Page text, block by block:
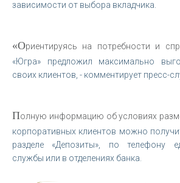
зависимости от выбора вкладчика.
«Ориентируясь на потребности и
«Югра» предложил максимально
своих клиентов, - комментирует пресс-
Полную информацию об условиях
корпоративных клиентов можно
разделе «Депозиты», по телефону
службы или в отделениях банка.